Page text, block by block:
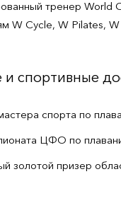
тренер World
W Cycle, W Pilates,
и спортивные
спорта по
ЦФО по
золотой призер